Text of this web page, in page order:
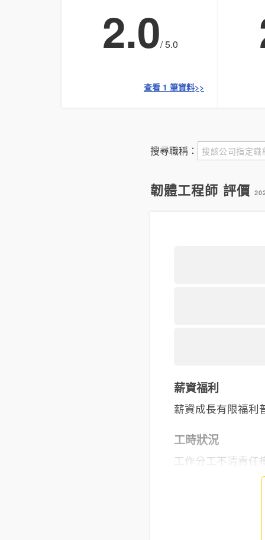
2.0/ 5.0
查看 1 筆資料>>
搜尋職稱：
韌體工程師 評價
薪資福利
薪資成長有限福利
工時狀況
工作分工不清責任